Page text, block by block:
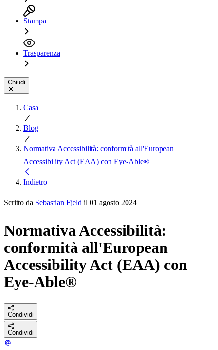
Stampa
Trasparenza
Chiudi
Casa
Blog
Normativa Accessibilità: conformità all'European
Accessibility Act (EAA) con Eye-Able®
Indietro
Scritto da Sebastian Fjeld il 01 agosto 2024
Normativa Accessibilità:
conformità all'European
Accessibility Act (EAA) con
Eye-Able®
Condividi
Condividi